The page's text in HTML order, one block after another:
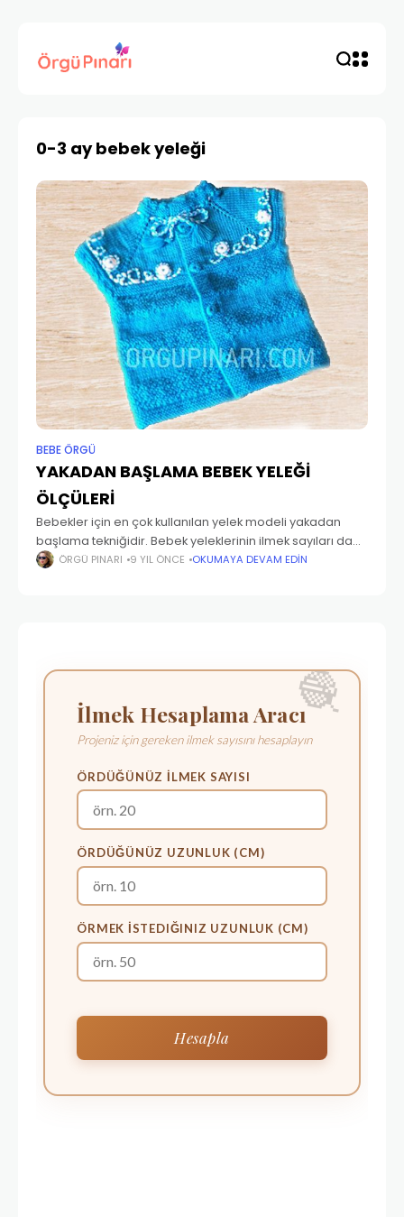
0-3 ay bebek yeleği
BEBE ÖRGÜ
YAKADAN BAŞLAMA BEBEK YELEĞİ
ÖLÇÜLERİ
Bebekler için en çok kullanılan yelek modeli yakadan
başlama tekniğidir. Bebek yeleklerinin ilmek sayıları da
az olduğundan rahatlıkla tek parça halinde örülür. Hem
ÖRGÜ PINARI 9 YIL ÖNCE OKUMAYA DEVAM EDIN